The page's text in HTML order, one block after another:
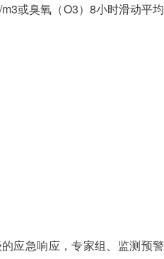
或臭氧（O3）8小时滑动平均
应急响应，专家组、监测预警